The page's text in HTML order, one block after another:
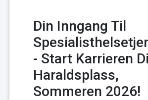
Din Inngang Til
- Start Karrieren
Haraldsplass,
Sommeren 2026!